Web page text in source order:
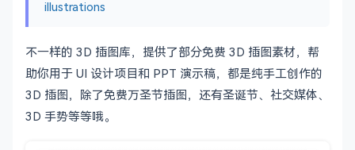
illustrations
不一样的 3D 插图库，提供了部分免费 3D 插图素材，帮
助你用于 UI 设计项目和 PPT 演示稿，都是纯手工创作的
3D 插图，除了免费万圣节插图，还有圣诞节、社交媒体、
3D 手势等等哦。